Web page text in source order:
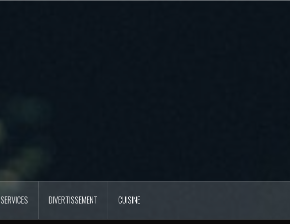
SERVICES DIVERTISSEMENT CUISINE